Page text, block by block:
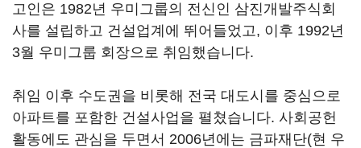
고인은 1982년 우미그룹의 전신인 삼진개발주식회
사를 설립하고 건설업계에 뛰어들었고, 이후 1992년
3월 우미그룹 회장으로 취임했습니다.
취임 이후 수도권을 비롯해 전국 대도시를 중심으로
아파트를 포함한 건설사업을 펼쳤습니다. 사회공헌
활동에도 관심을 두면서 2006년에는 금파재단(현 우